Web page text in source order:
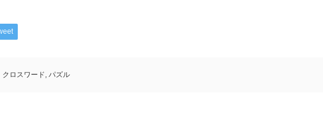
クロスワード パズル